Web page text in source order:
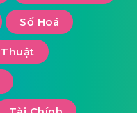
Số Hoá